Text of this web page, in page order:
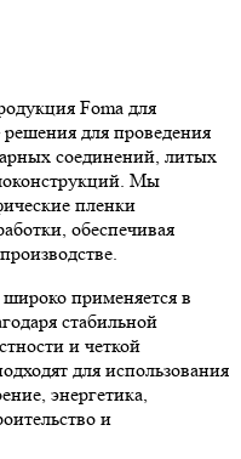
Foma для
для проведения
соединений, литых
Мы
пленки
обеспечивая
применяется в
стабильной
и четкой
для использования
энергетика,
и